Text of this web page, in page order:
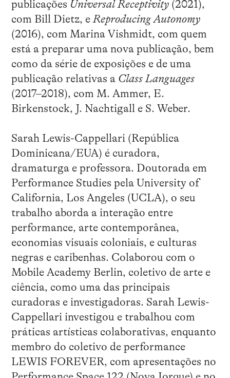
publicações Universal Receptivity(2021),
com Bill Dietz, e Reproducing Autonomy
(2016), com Marina Vishmidt, com quem
está a preparar uma nova publicação, bem
como da série de exposições e de uma
publicação relativas a Class Languages
(2017–2018), com M. Ammer, E.
Birkenstock, J. Nachtigall e S. Weber.
Sarah Lewis-Cappellari (República
Dominicana/EUA) é curadora,
dramaturga e professora. Doutorada em
Performance Studies pela University of
California, Los Angeles (UCLA), o seu
trabalho aborda a interação entre
performance, arte contemporânea,
economias visuais coloniais, e culturas
negras e caribenhas. Colaborou com o
Mobile Academy Berlin, coletivo de arte e
ciência, como uma das principais
curadoras e investigadoras. Sarah Lewis-
Cappellari investigou e trabalhou com
práticas artísticas colaborativas, enquanto
membro do coletivo de performance
LEWIS FOREVER, com apresentações no